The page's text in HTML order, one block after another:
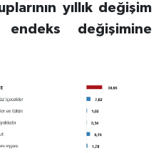
yıllık değişim
değişimine